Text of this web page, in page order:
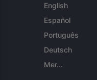
English
Español
Português
Deutsch
Mer...